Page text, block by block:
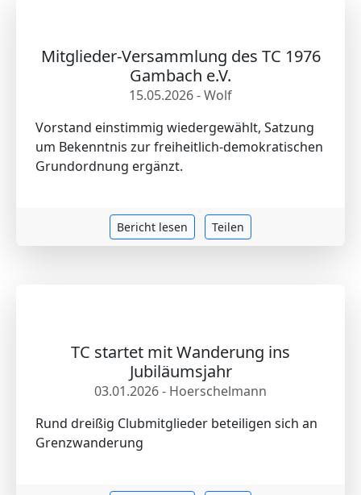
Mitglieder-Versammlung des TC 1976
Gambach e.V.
15.05.2026 - Wolf
Vorstand einstimmig wiedergewählt, Satzung
um Bekenntnis zur freiheitlich-demokratischen
Grundordnung ergänzt.
Bericht lesen Teilen
TC startet mit Wanderung ins
Jubiläumsjahr
03.01.2026 - Hoerschelmann
Rund dreißig Clubmitglieder beteiligen sich an
Grenzwanderung